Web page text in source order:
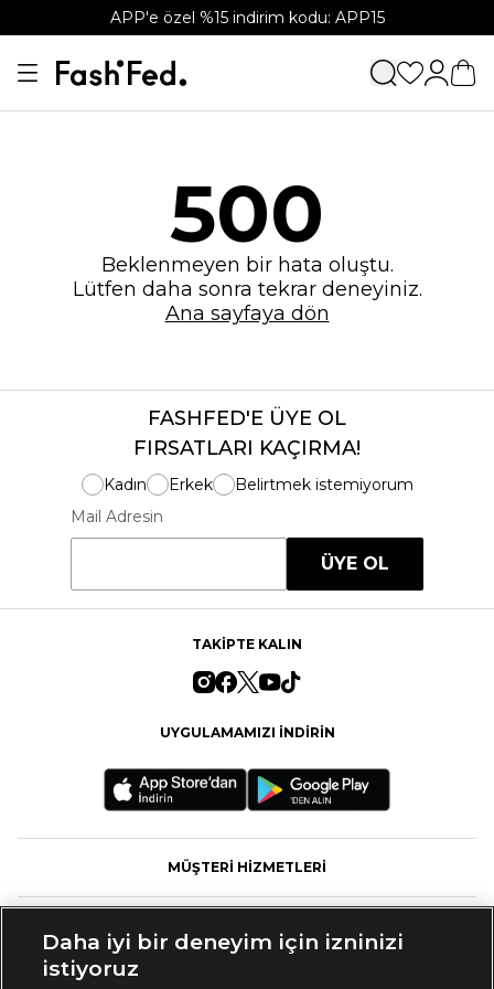
APP'e özel %15 indirim kodu: APP15
500
Beklenmeyen bir hata oluştu.
Lütfen daha sonra tekrar deneyiniz.
Ana sayfaya dön
FASHFED'E ÜYE OL
FIRSATLARI KAÇIRMA!
Kadın Erkek
Belirtmek istemiyorum
Mail Adresin
ÜYE OL
TAKİPTE KALIN
UYGULAMAMIZI İNDİRİN
MÜŞTERİ HİZMETLERİ
Daha iyi bir deneyim için izninizi
istiyoruz